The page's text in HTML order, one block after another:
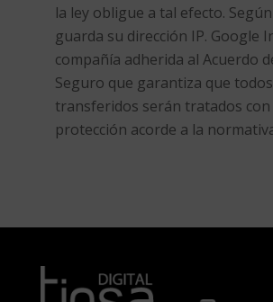
la ley obligue a tal efecto.
guarda su dirección IP. Google
compañía adherida al Acuerdo
Seguro que garantiza que
transferidos serán tratados con
protección acorde a la